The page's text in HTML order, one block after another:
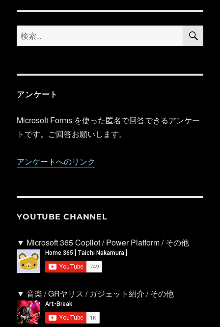
検
索:
検
アンケート
Microsoft Forms を使った匿名で回答できるアンケー
トです。ご回答お願いします。
アンケートへのリンク
YOUTUBE CHANNEL
▼ Microsoft 365 Copilot / Power Platform / その他
▼ 音楽 / GRヤリス / ガジェット紹介 / その他